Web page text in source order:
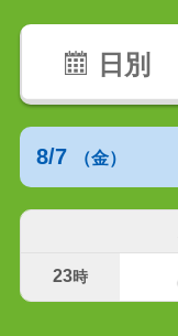
日別
8/7 （金）
23時